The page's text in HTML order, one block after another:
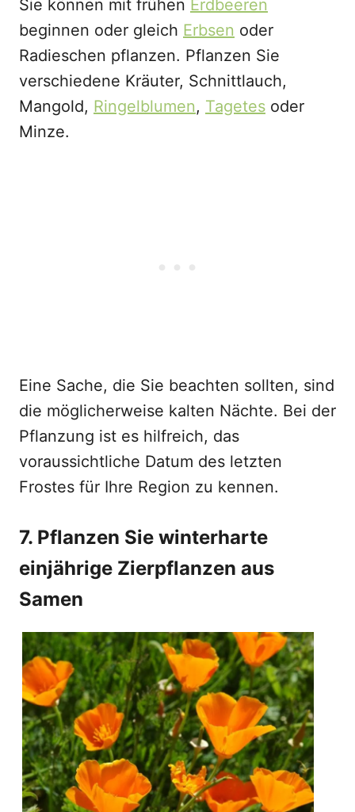
Sie können mit frühen Erdbeeren
beginnen oder gleich Erbsen oder
Radieschen pflanzen. Pflanzen Sie
verschiedene Kräuter, Schnittlauch,
Mangold, Ringelblumen, Tagetes oder
Minze.
Eine Sache, die Sie beachten sollten, sind
die möglicherweise kalten Nächte. Bei der
Pflanzung ist es hilfreich, das
voraussichtliche Datum des letzten
Frostes für Ihre Region zu kennen.
7. Pflanzen Sie winterharte
einjährige Zierpflanzen aus
Samen